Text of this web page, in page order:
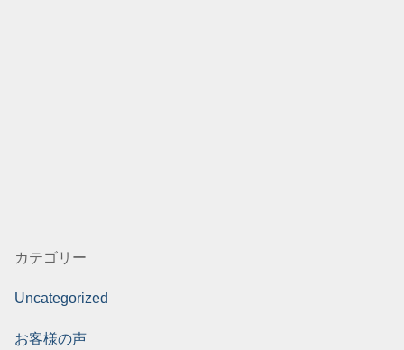
カテゴリー
Uncategorized
お客様の声